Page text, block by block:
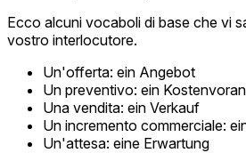
Ecco alcuni vocaboli di base che vi
vostro interlocutore.
Un'offerta: ein Angebot
Un preventivo: ein
Una vendita: ein Verkauf
Un incremento commerciale:
Un'attesa: eine Erwartung